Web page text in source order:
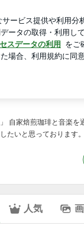
ードして ブログの更新通
」 自家焙煎珈琲と音楽
たいと思っております。
人気